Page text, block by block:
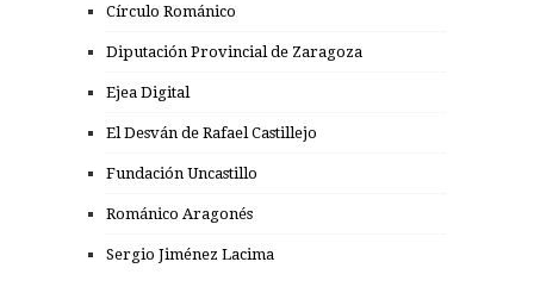
Círculo Románico
Diputación Provincial de Zaragoza
Ejea Digital
El Desván de Rafael Castillejo
Fundación Uncastillo
Románico Aragonés
Sergio Jiménez Lacima